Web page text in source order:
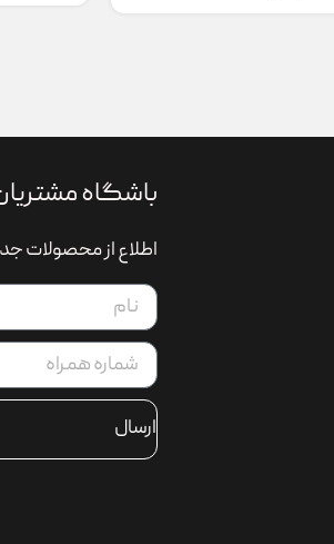
باشگاه
اطلاع از محصولات
ارسال